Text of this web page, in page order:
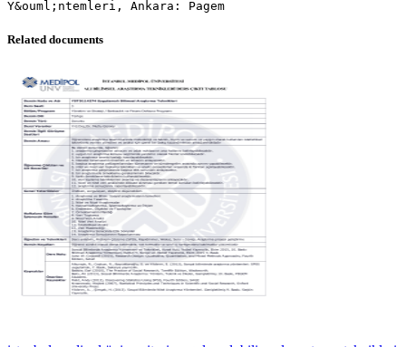
Related documents